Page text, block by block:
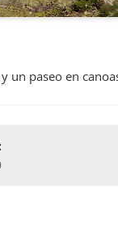
un paseo en